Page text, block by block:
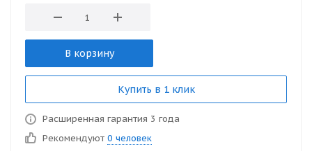
В корзину
Купить в 1 клик
Расширенная гарантия 3 года
Рекомендуют 0 человек